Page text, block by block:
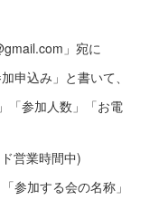
」宛に
込み」と書いて、
参加人数」「お電
営業時間中)
加する会の名称」